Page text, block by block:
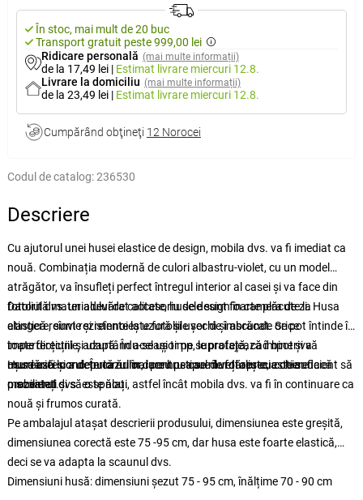
În stoc, mai mult de 20 buc
Transport gratuit peste 999,00 lei
Ridicare personală (mai multe informații)
de la 17,49 lei | Estimat livrare miercuri 12.8.
Livrare la domiciliu (mai multe informații)
de la 23,49 lei | Estimat livrare miercuri 12.8.
Cumpărând obţineţi 12 Norocei
Codul de catalog:236530
Descriere
Cu ajutorul unei husei elastice de design, mobila dvs. va fi imediat ca
nouă. Combinația modernă de culori albastru-violet, cu un model
atrăgător, va însufleți perfect întregul interior al casei și va face din
fotoliul dvs. un adevărat accesoriu de design în camera de zi. Husa
elastică reînvie și reînnoiește fotoliile vechi și ascunde orice
imperfecțiuni și uzură. În același timp, le protejează împotriva
murdăriei și a deteriorărilor, lucru pe care îl veți aprecia chiar dacă
mobilierul dvs. este nou.
Datorită materialului de calitate, husele sunt foarte plăcute la
atingere, sunt rezistente la uzură și ușor de îmbrăcat. Se pot întinde în
toate direcțiile, adaptându-se ușor pe suprafață, cad bine și vă
ușurează lucrul. În cazul în care husa se murdărește, este suficient să
o scoateți și să o spălați, astfel încât mobila dvs. va fi în continuare ca
nouă și frumos curată.
Husa este concepută numai pentru tipul de fotoliu cu cotiere
prezentat.
Pe ambalajul atașat descrierii produsului, dimensiunea este greșită,
dimensiunea corectă este 75 -95 cm, dar husa este foarte elastică,
deci se va adapta la scaunul dvs.
Dimensiuni husă: dimensiuni șezut 75 - 95 cm, înălțime 70 - 90 cm